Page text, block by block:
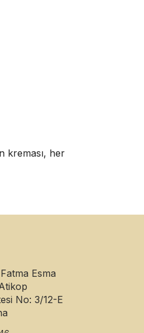
kreması, her
Esma
No: 3/12-E